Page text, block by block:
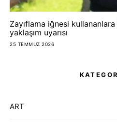
Zayıflama iğnesi
yaklaşım uyarısı
25 TEMMUZ 2026
ART